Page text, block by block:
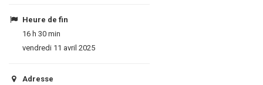
Heure de fin
16 h 30 min
vendredi 11 avril 2025
Adresse